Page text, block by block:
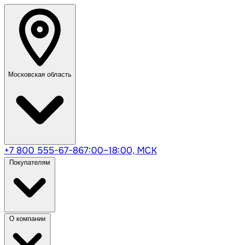
Московская область
+7 800 555-67-867:00–18:00, МСК